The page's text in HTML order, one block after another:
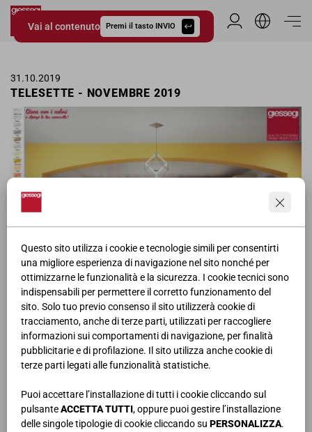
Questo sito utilizza i cookie e tecnologie simili per consentirti
una migliore esperienza di navigazione nel sito nonché per
ottimizzarne le funzionalità e la sicurezza. I cookie tecnici sono
indispensabili per permettere il corretto funzionamento del
sito. Solo tuo previo consenso il sito utilizzerà cookie di
tracciamento, anche di terze parti, utilizzati per raccogliere
informazioni sui comportamenti di navigazione, per finalità
pubblicitarie e di profilazione. Il sito utilizza anche cookie di
terze parti legati alle funzionalità statistiche.
Puoi accettare l’installazione di tutti i cookie cliccando sul
pulsanteACCETTA TUTTI, oppure puoi gestire l’installazione
delle singole tipologie di cookie cliccando su PERSONALIZZA.
Vai al contenuto Premi il tasto INVIO
Giessegi.it
Area Riservata
31.10.2019
TELESETTE - NOVEMBRE 2019
Pagina pubblicitaria delle camerette Giessegi nella rivista Telesette
per il mese di Novembre.